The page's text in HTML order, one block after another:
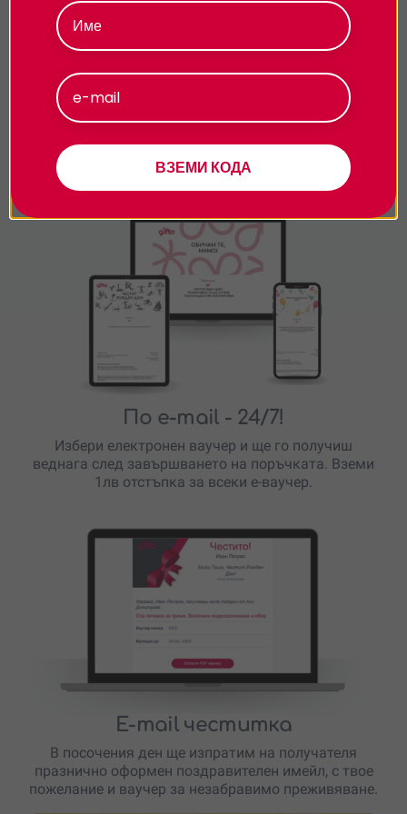
Изискват ли се предварителни
Подарявай модерно
По e-mail - 24/7!
Избери електронен ваучер и ще го получиш
веднага след завършването на поръчката. Вземи
1лв отстъпка за всеки е-ваучер.
E-mail честитка
В посочения ден ще изпратим на получателя
празнично оформен поздравителен имейл, с твое
пожелание и ваучер за незабравимо преживяване.
ВЗЕМИ КОДА
поверителност.
Приемам